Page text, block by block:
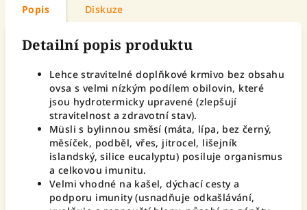
Popis Diskuze
Detailní popis produktu
Lehce stravitelné doplňkové krmivo bez obsahu
ovsa s velmi nízkým podílem obilovin, které
jsou hydrotermicky upravené (zlepšují
stravitelnost a zdravotní stav).
Müsli s bylinnou směsí (máta, lípa, bez černý,
měsíček, podběl, vřes, jitrocel, lišejník
islandský, silice eucalyptu) posiluje organismus
a celkovou imunitu.
Velmi vhodné na kašel, dýchací cesty a
podporu imunity (usnadňuje odkašlávání,